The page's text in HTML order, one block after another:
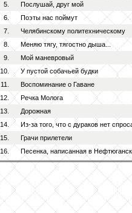
5.
Послушай, друг мой
6.
Поэты нас поймут
7.
Челябинскому политехническому
8.
Меняю тягу, тягостно дыша...
9.
Мой маневровый
10.
У пустой собачьей будки
11.
Воспоминание о Гаване
12.
Речка Молога
13.
Дорожная
14.
Из-за того, что с дураков нет
15.
Грачи прилетели
16.
Песенка, написанная в